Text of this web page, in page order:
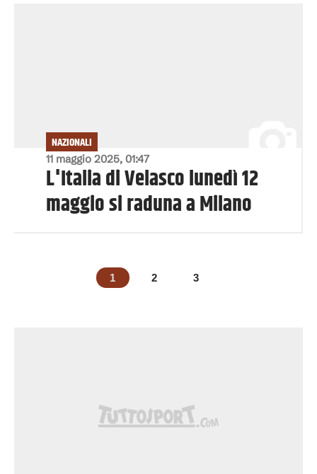
11 maggio 2025, 01:47
NAZIONALI
L'Italia di Velasco lunedì 12
maggio si raduna a Milano
1 2 3